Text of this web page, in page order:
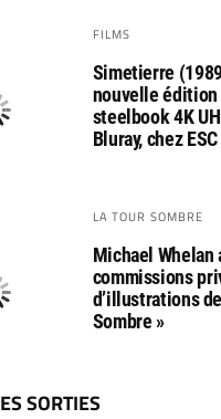
FILMS
Simetierre
nouvelle
steelbook 4K
Bluray, chez
LA TOUR SOMBRE
Michael Whelan
commissions
d’illustrations
Sombre »
SORTIES